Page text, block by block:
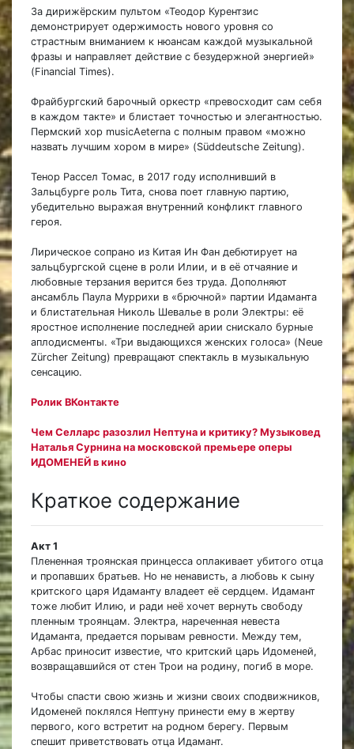
За дирижёрским пультом «Теодор Курентзис
демонстрирует одержимость нового уровня со
страстным вниманием к нюансам каждой музыкальной
фразы и направляет действие с безудержной энергией»
(Financial Times).
Фрайбургский барочный оркестр «превосходит сам себя
в каждом такте» и блистает точностью и элегантностью.
Пермский хор musicAeterna с полным правом «можно
назвать лучшим хором в мире» (Süddeutsche Zeitung).
Тенор Рассел Томас, в 2017 году исполнивший в
Зальцбурге роль Тита, снова поет главную партию,
убедительно выражая внутренний конфликт главного
героя.
Лирическое сопрано из Китая Ин Фан дебютирует на
зальцбургской сцене в роли Илии, и в её отчаяние и
любовные терзания верится без труда. Дополняют
ансамбль Паула Муррихи в «брючной» партии Идаманта
и блистательная Николь Шевалье в роли Электры: её
яростное исполнение последней арии снискало бурные
аплодисменты. «Три выдающихся женских голоса» (Neue
Zürcher Zeitung) превращают спектакль в музыкальную
сенсацию.
Ролик ВКонтакте
Чем Селларс разозлил Нептуна и критику? Музыковед
Наталья Сурнина на московской премьере оперы
ИДОМЕНЕЙ в кино
Краткое содержание
Акт 1
Плененная троянская принцесса оплакивает убитого отца
и пропавших братьев. Но не ненависть, а любовь к сыну
критского царя Идаманту владеет её сердцем. Идамант
тоже любит Илию, и ради неё хочет вернуть свободу
пленным троянцам. Электра, нареченная невеста
Идаманта, предается порывам ревности. Между тем,
Арбас приносит известие, что критский царь Идоменей,
возвращавшийся от стен Трои на родину, погиб в море.
Чтобы спасти свою жизнь и жизни своих сподвижников,
Идоменей поклялся Нептуну принести ему в жертву
первого, кого встретит на родном берегу. Первым
спешит приветствовать отца Идамант.